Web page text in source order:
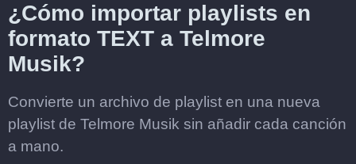
¿Cómo importar playlists en
formato TEXT a Telmore
Musik?
Convierte un archivo de playlist en una nueva
playlist de Telmore Musik sin añadir cada canción
a mano.